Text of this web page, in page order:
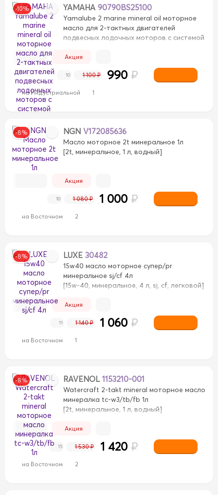
-10% YAMAHA 90790BS25100
Yamalube 2 marine mineral oil моторное
масло для 2-тактных двигателей
подвесных лодочных моторов с системой
минеральное 1л
[2t, минеральное, 1 л, водный]
Акция
на Индустриальной 1
10 1 100 ₽ 990 ₽
-8% NGN V172085636
Масло моторное 2t минеральное 1л
[2t, минеральное, 1 л, водный]
Акция
на Восточном 2
10 1 080 ₽ 1 000 ₽
-8% LUXE 30482
15w40 масло моторное супер/pr
минеральное sj/cf 4л
[15w-40, минеральное, 4 л, sj, cf, легковой]
Акция
на Восточном 1
11 1 140 ₽ 1 060 ₽
-8% RAVENOL 1153210-001
Watercraft 2-takt mineral моторное масло
минералка tc-w3/tb/fb 1л
[2t, минеральное, 1 л, водный]
Акция
на Восточном 2
15 1 530 ₽ 1 420 ₽